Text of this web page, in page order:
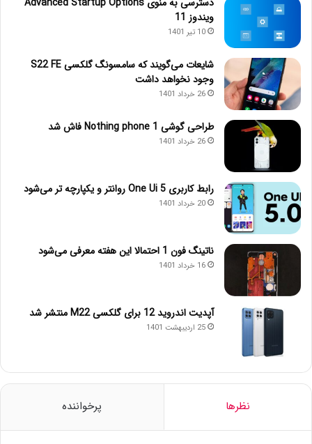
ویندوز 11
10 تیر 1401
شایعات می‌گویند که سامسونگ گلکسی S22 FE
وجود نخواهد داشت
26 خرداد 1401
طراحی گوشی Nothing phone 1 فاش شد
26 خرداد 1401
رابط کاربری One Ui 5 روانتر و یکپارچه تر می‌شود
20 خرداد 1401
ناتینگ فون 1 احتمالا این هفته معرفی می‌شود
16 خرداد 1401
آپدیت اندروید 12 برای گلکسی M22 منتشر شد
25 اردیبهشت 1401
نظرها پرخواننده